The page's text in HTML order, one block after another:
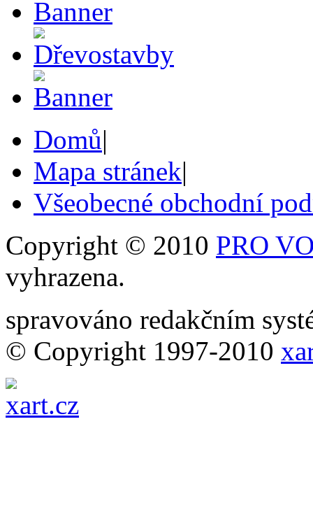
Domů|
Mapa stránek|
Všeobecné obchodní
Copyright © 2010 PRO
vyhrazena.
spravováno redakčním
© Copyright 1997-2010